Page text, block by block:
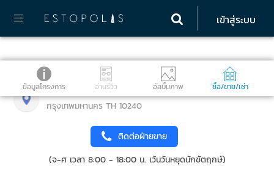
เข้าสู่ระบบ
ข้อมูลโครงการ อ่านรีวิว อัลบั้มภาพ ซื้อ/ขาย/เช่า
89 ถนน หัวหมาก แขวง หัวหมาก เขต บางกะปิ
กรุงเทพมหานคร TH 10240
ติดต่อฝ่ายขาย
(จ-ศ เวลา 8:00 - 18:00 น. เว้นวันหยุดนักขัตฤกษ์)